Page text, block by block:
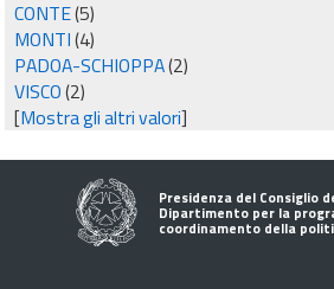
CONTE(5)
MONTI(4)
PADOA-SCHIOPPA(2)
VISCO(2)
[Mostra gli altri valori]
Presidenza del Consiglio
Dipartimento per la
coordinamento della